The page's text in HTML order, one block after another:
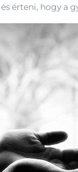
érteni, hogy